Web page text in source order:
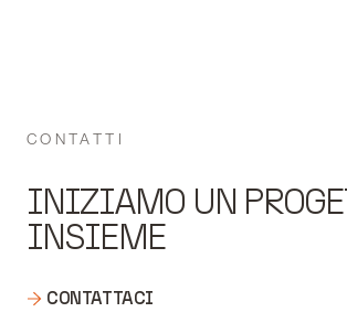
CONTATTI
INIZIAMO UN
INSIEME
CONTATTACI